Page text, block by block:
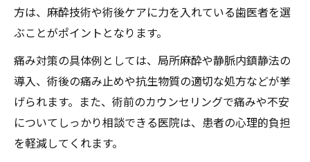
方は、麻酔技術や術後ケアに力を入れている歯医者を選
ぶことがポイントとなります。
痛み対策の具体例としては、局所麻酔や静脈内鎮静法の
導入、術後の痛み止めや抗生物質の適切な処方などが挙
げられます。また、術前のカウンセリングで痛みや不安
についてしっかり相談できる医院は、患者の心理的負担
を軽減してくれます。